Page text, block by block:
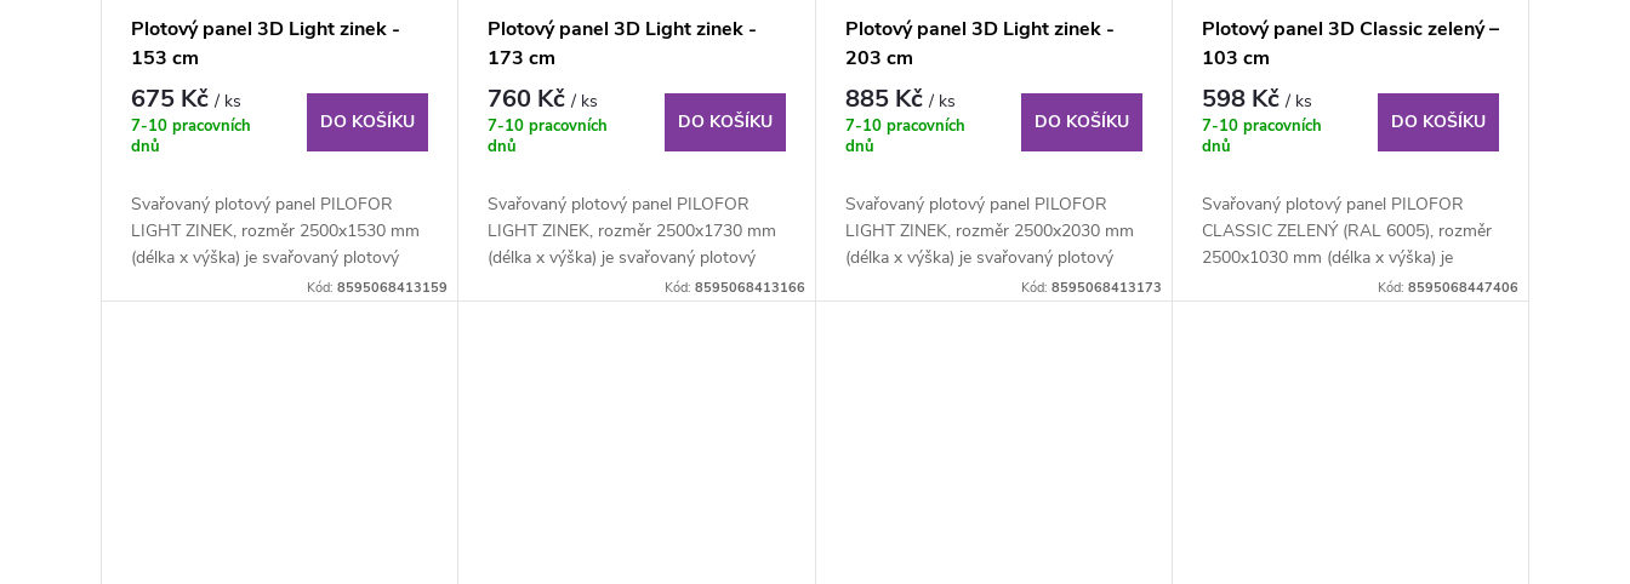
Plotový panel 3D Light zinek -
153 cm
675 Kč/ ks
7-10 pracovních
dnů
DO KOŠÍKU
Svařovaný plotový panel PILOFOR
LIGHT ZINEK, rozměr 2500x1530 mm
(délka x výška) je svařovaný plotový
Kód:8595068413159
Plotový panel 3D Light zinek -
173 cm
760 Kč/ ks
7-10 pracovních
dnů
DO KOŠÍKU
Svařovaný plotový panel PILOFOR
LIGHT ZINEK, rozměr 2500x1730 mm
(délka x výška) je svařovaný plotový
Kód: 8595068413166
Plotový panel 3D Light zinek -
203 cm
885 Kč/ ks
7-10 pracovních
dnů
DO KOŠÍKU
Svařovaný plotový panel PILOFOR
LIGHT ZINEK, rozměr 2500x2030 mm
(délka x výška) je svařovaný plotový
Kód: 8595068413173
Plotový panel 3D Classic zelený –
103 cm
598 Kč/ ks
7-10 pracovních
dnů
DO KOŠÍKU
Svařovaný plotový panel PILOFOR
CLASSIC ZELENÝ (RAL 6005), rozměr
2500x1030 mm (délka x výška) je
Kód: 8595068447406